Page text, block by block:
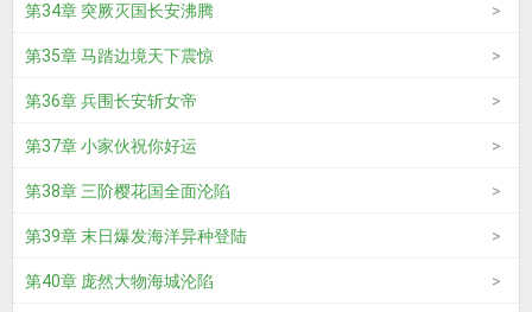
第34章 突厥灭国长安沸腾
第35章 马踏边境天下震惊
第36章 兵围长安斩女帝
第37章 小家伙祝你好运
第38章 三阶樱花国全面沦陷
第39章 末日爆发海洋异种登陆
第40章 庞然大物海城沦陷